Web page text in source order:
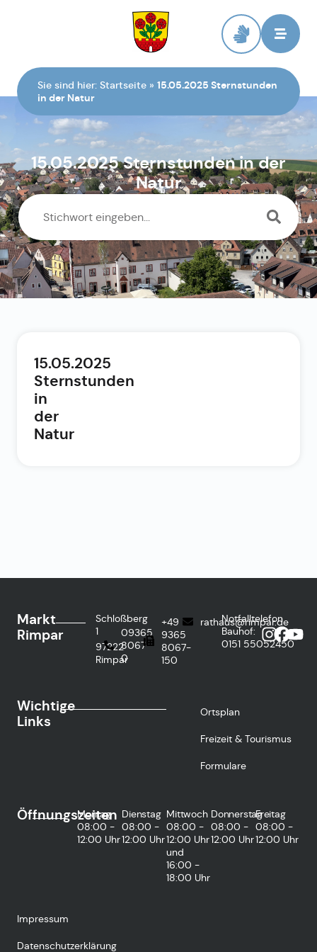
Sie sind hier: Startseite » 15.05.2025 Sternstunden
in der Natur
15.05.2025 Sternstunden in der
Natur
15.05.2025
Sternstunden
in
der
Natur
Markt
Rimpar
Schloßberg
1
97222
Rimpar
09365
8067-
0
+49
9365
8067-
150
rathaus@rimpar.de
Notfalltelefon
Bauhof:
0151 55052450
Wichtige
Links
Ortsplan
Freizeit & Tourismus
Formulare
Öffnungszeiten
Montag
08:00 -
12:00 Uhr
Dienstag
08:00 -
12:00 Uhr
Mittwoch
08:00 -
12:00 Uhr
und
16:00 -
18:00 Uhr
Donnerstag
08:00 -
12:00 Uhr
Freitag
08:00 -
12:00 Uhr
Impressum
Datenschutzerklärung